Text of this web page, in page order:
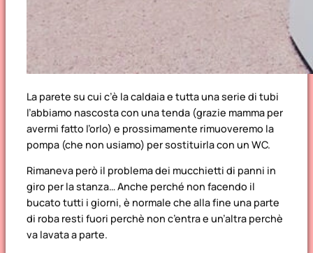
La parete su cui c’è la caldaia e tutta una serie di tubi
l’abbiamo nascosta con una tenda (grazie mamma per
avermi fatto l’orlo) e prossimamente rimuoveremo la
pompa (che non usiamo) per sostituirla con un WC.
Rimaneva però il problema dei mucchietti di panni in
giro per la stanza… Anche perché non facendo il
bucato tutti i giorni, è normale che alla fine una parte
di roba resti fuori perchè non c’entra e un’altra perchè
va lavata a parte.